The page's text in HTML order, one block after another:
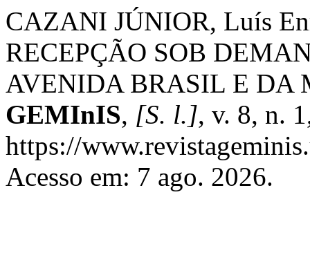
CAZANI JÚNIOR, Luís
RECEPÇÃO SOB
AVENIDA BRASIL E DA
GEMInIS, [S. l.], v. 8, n.
https://
Acesso em: 7 ago. 2026.